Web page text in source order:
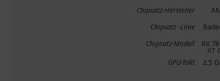
Chipsatz-Hersteller
Chipsatz -Linie
Chipsatz-Modell
RX
XT
GPU-Takt
2.5